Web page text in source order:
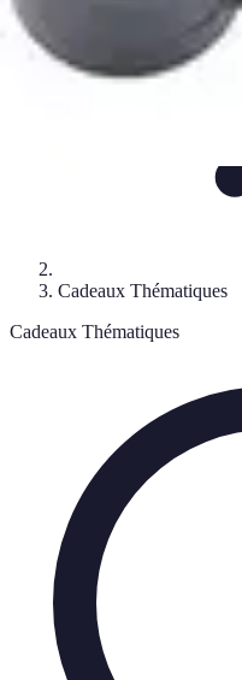
Cadeaux Thématiques
Cadeaux Thématiques